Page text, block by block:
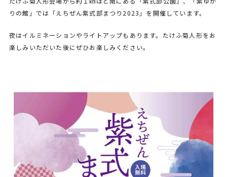
りの館」では「えちぜん紫式部まつり2023」を開催しています。
夜はイルミネーションやライトアップもあります。たけふ菊人形をお
楽しみいただいた後にぜひお楽しみください。